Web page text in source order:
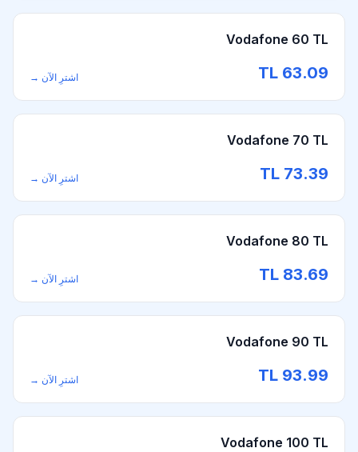
Vodafone 60 TL
63.09 اشترِ الآن →
Vodafone 70 TL
73.39 اشترِ الآن →
Vodafone 80 TL
83.69 اشترِ الآن →
Vodafone 90 TL
93.99 اشترِ الآن →
Vodafone 100 TL